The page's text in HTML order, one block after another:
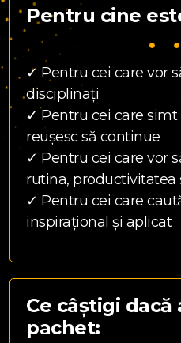
Pentru cine
✓ Pentru cei care vor
disciplinați
✓ Pentru cei care simt
reușesc să continue
✓ Pentru cei care vor
rutina, productivitatea
✓ Pentru cei care
inspirațional și aplicat
Ce câștigi dacă
pachet: